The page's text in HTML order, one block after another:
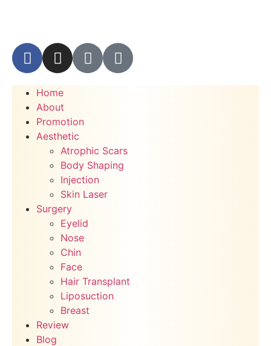
Home
About
Promotion
Aesthetic
Atrophic Scars
Body Shaping
Injection
Skin Laser
Surgery
Eyelid
Nose
Chin
Face
Hair Transplant
Liposuction
Breast
Review
Blog